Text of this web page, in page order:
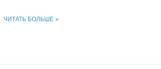
ЧИТАТЬ БОЛЬШЕ »